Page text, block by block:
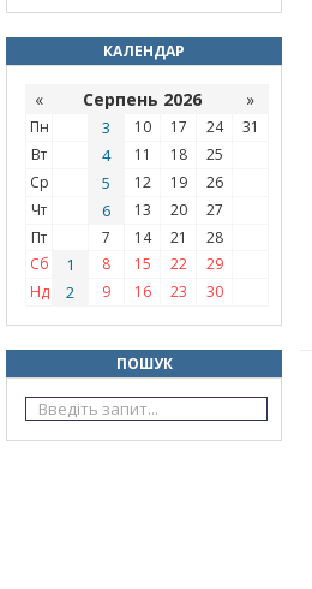
КАЛЕНДАР
« Серпень 2026 »
Пн 3 10 17 24
31
Вт
4 11 18
25
Ср
5 12 19
26
Чт
6 13 20
27
Пт
7 14 21
28
Сб
1 8 15 22
29
Нд
2 9 16 23 30
ПОШУК